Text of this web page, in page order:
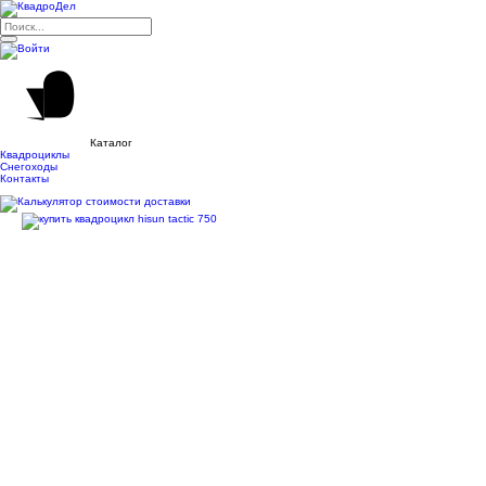
Каталог
Квадроциклы
Снегоходы
Контакты